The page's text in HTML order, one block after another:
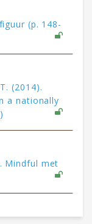
(p. 148-
(2014).
a nationally
Mindful met